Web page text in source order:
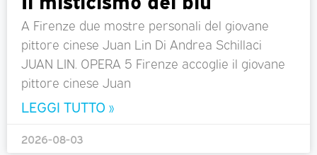
A Firenze due mostre personali del giovane
pittore cinese Juan Lin Di Andrea Schillaci
JUAN LIN. OPERA 5 Firenze accoglie il giovane
pittore cinese Juan
LEGGI TUTTO »
2026-08-03